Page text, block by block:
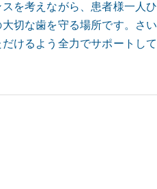
を考えながら、患者様一人
切な歯を守る場所です。さ
るよう全力でサポートして